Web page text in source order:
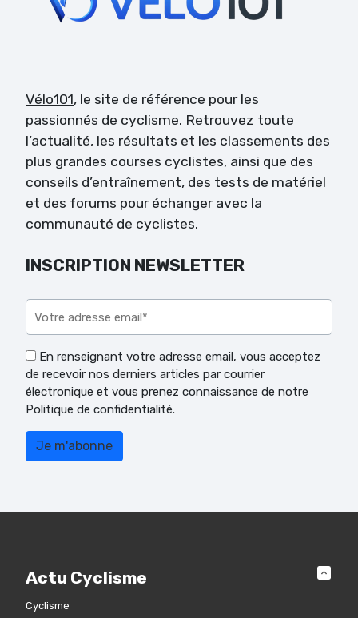
Vélo101, le site de référence pour les
passionnés de cyclisme. Retrouvez toute
l’actualité, les résultats et les classements des
plus grandes courses cyclistes, ainsi que des
conseils d’entraînement, des tests de matériel
et des forums pour échanger avec la
communauté de cyclistes.
INSCRIPTION NEWSLETTER
En renseignant votre adresse email, vous acceptez
de recevoir nos derniers articles par courrier
électronique et vous prenez connaissance de notre
Politique de confidentialité.
Actu Cyclisme
Cyclisme